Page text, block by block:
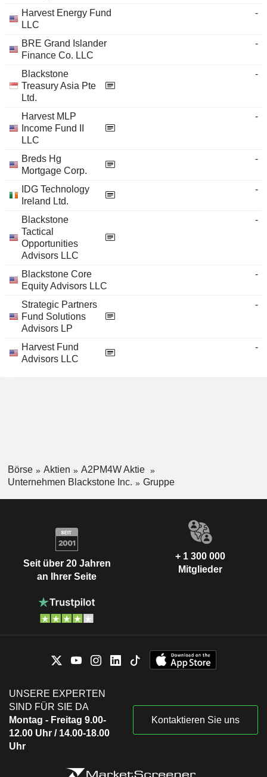
Harvest Energy Fund
LLC
-
BRE Grand Islander
Finance Co. LLC
-
Blackstone
Treasury Asia Pte
Ltd.
-
Harvest MLP
Income Fund II
LLC
-
Breds Hg
Mortgage Corp.
-
IDG Technology
Ireland Ltd.
-
Blackstone
Tactical
Opportunities
Advisors LLC
-
Blackstone Core
Equity Advisors LLC
-
Strategic Partners
Fund Solutions
Advisors LP
-
Harvest Fund
Advisors LLC
-
Börse Aktien
A2PM4W Aktie
Unternehmen Blackstone Inc.
Gruppe
Seit über 20 Jahren
an Ihrer Seite
+ 1 300 000
Mitglieder
UNSERE EXPERTEN
SIND FÜR SIE DA
Montag - Freitag 9.00-
12.00 Uhr / 14.00-18.00
Uhr
Kontaktieren Sie uns